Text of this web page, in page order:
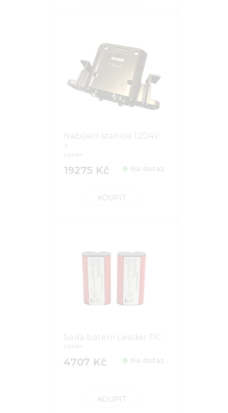
Nabíjecí stanice 12/24V
+
Leader
19275 Kč Na dotaz
KOUPIT
Sada baterií Leader TIC
Leader
4707 Kč Na dotaz
KOUPIT